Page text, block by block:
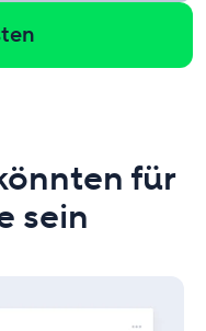
für
sein